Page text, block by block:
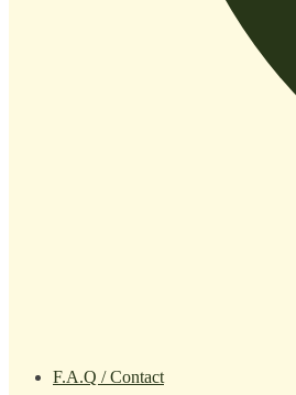
F.A.Q / Contact